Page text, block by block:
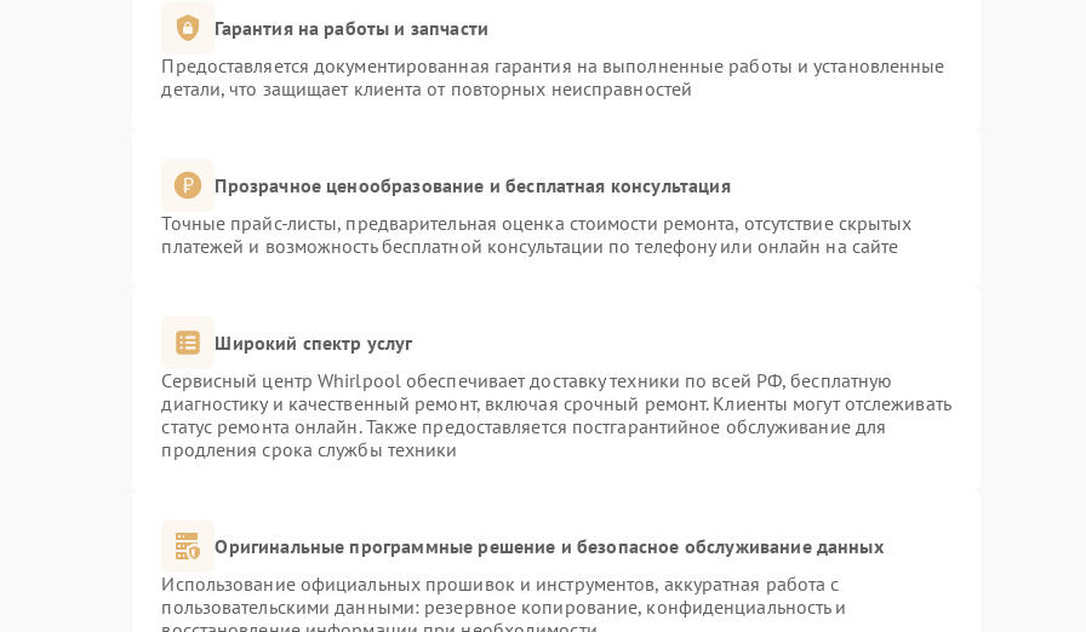
Гарантия на работы и запчасти
Предоставляется документированная гарантия на выполненные работы и установленные
детали, что защищает клиента от повторных неисправностей
Прозрачное ценообразование и бесплатная консультация
Точные прайс-листы, предварительная оценка стоимости ремонта, отсутствие скрытых
платежей и возможность бесплатной консультации по телефону или онлайн на сайте
Широкий спектр услуг
Сервисный центр Whirlpool обеспечивает доставку техники по всей РФ, бесплатную
диагностику и качественный ремонт, включая срочный ремонт. Клиенты могут отслеживать
статус ремонта онлайн. Также предоставляется постгарантийное обслуживание для
продления срока службы техники
Оригинальные программные решение и безопасное обслуживание данных
Использование официальных прошивок и инструментов, аккуратная работа с
пользовательскими данными: резервное копирование, конфиденциальность и